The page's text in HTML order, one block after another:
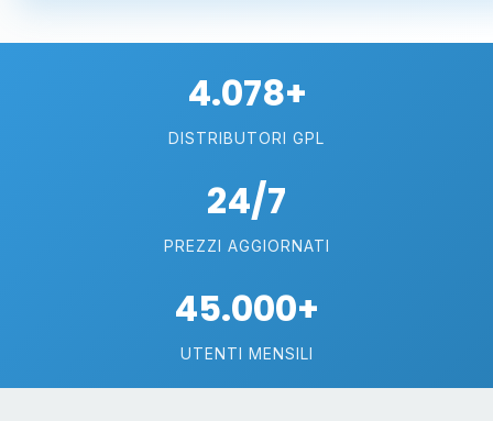
4.078+
DISTRIBUTORI GPL
24/7
PREZZI AGGIORNATI
45.000+
UTENTI MENSILI